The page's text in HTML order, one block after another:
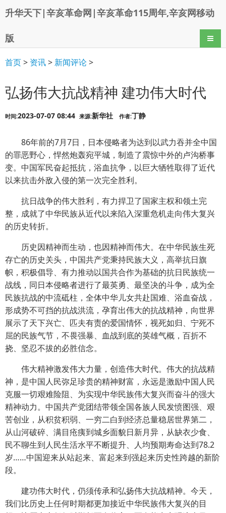
升华天下|辛亥革命网|辛亥革命115周年,辛亥网移动
版 导航
首页> 资讯> 新闻评论>
弘扬伟大抗战精神 建功伟大时代
时间:2023-07-07 08:44 来源:新华社 作者:丁静
86年前的7月7日，日本侵略者为达到以武力吞并全中国
的罪恶野心，悍然炮轰宛平城，制造了震惊中外的卢沟桥事
变。中国军民奋起抵抗，浴血抗争，以巨大牺牲取得了近代
以来抗击外敌入侵的第一次完全胜利。
抗日战争的伟大胜利，有力捍卫了国家主权和领土完
整，成就了中华民族从近代以来陷入深重危机走向伟大复兴
的历史转折。
历史因精神而生动，也因精神而伟大。在中华民族生死
存亡的历史关头，中国共产党秉持民族大义，高举抗日旗
帜，积极倡导、有力推动以国共合作为基础的抗日民族统一
战线，同日本侵略者进行了最英勇、最坚决的斗争，成为全
民族抗战的中流砥柱，全体中华儿女共赴国难、浴血奋战，
形成势不可挡的抗战洪流，孕育出伟大的抗战精神，向世界
展示了天下兴亡、匹夫有责的爱国情怀，视死如归、宁死不
屈的民族气节，不畏强暴、血战到底的英雄气概，百折不
挠、坚忍不拔的必胜信念。
伟大精神激发伟大力量，创造伟大时代。伟大的抗战精
神，是中国人民弥足珍贵的精神财富，永远是激励中国人民
克服一切艰难险阻、为实现中华民族伟大复兴而奋斗的强大
精神动力。中国共产党团结带领全国各族人民发愤图强、艰
苦创业，从积贫积弱、一穷二白到经济总量稳居世界第二，
从山河破碎、满目疮痍到城乡面貌日新月异，从缺衣少食、
民不聊生到人民生活水平不断提升、人均预期寿命达到78.2
岁……中国迎来从站起来、富起来到强起来历史性跨越的新阶
段。
建功伟大时代，仍须传承和弘扬伟大抗战精神。今天，
我们比历史上任何时期都更加接近中华民族伟大复兴的目